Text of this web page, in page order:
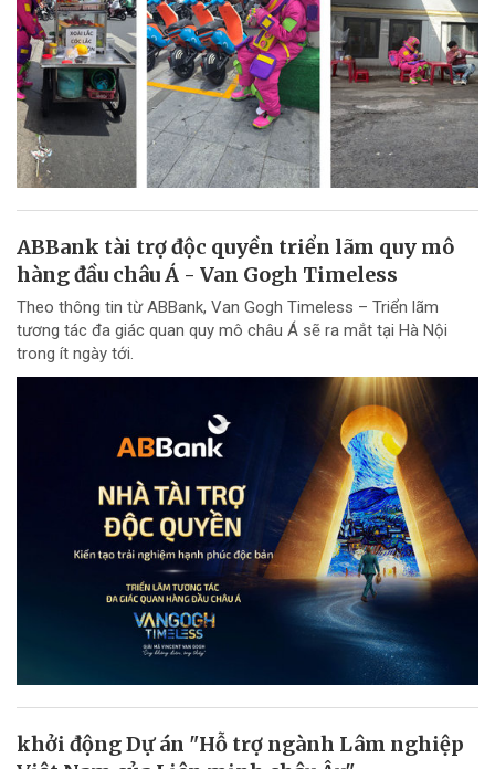
ABBank tài trợ độc quyền triển lãm quy mô
hàng đầu châu Á - Van Gogh Timeless
Theo thông tin từ ABBank, Van Gogh Timeless – Triển lãm
tương tác đa giác quan quy mô châu Á sẽ ra mắt tại Hà Nội
trong ít ngày tới.
khởi động Dự án "Hỗ trợ ngành Lâm nghiệp